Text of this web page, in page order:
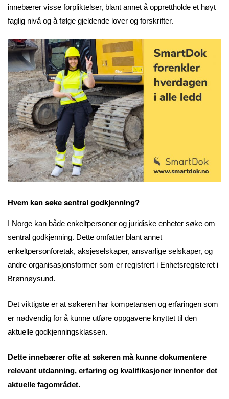
innebærer visse forpliktelser, blant annet å opprettholde et høyt
faglig nivå og å følge gjeldende lover og forskrifter.
Hvem kan søke sentral godkjenning?
I Norge kan både enkeltpersoner og juridiske enheter søke om
sentral godkjenning. Dette omfatter blant annet
enkeltpersonforetak, aksjeselskaper, ansvarlige selskaper, og
andre organisasjonsformer som er registrert i Enhetsregisteret i
Brønnøysund.
Det viktigste er at søkeren har kompetansen og erfaringen som
er nødvendig for å kunne utføre oppgavene knyttet til den
aktuelle godkjenningsklassen.
Dette innebærer ofte at søkeren må kunne dokumentere
relevant utdanning, erfaring og kvalifikasjoner innenfor det
aktuelle fagområdet.